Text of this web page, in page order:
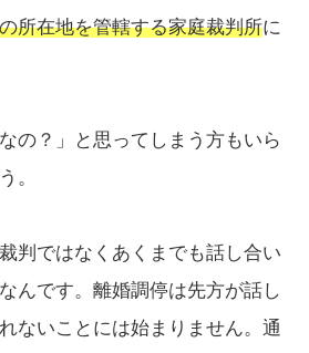
所在地を管轄する家庭裁判所に
の？」と思ってしまう方もいら
。
判ではなくあくまでも話し合い
んです。離婚調停は先方が話し
ないことには始まりません。通